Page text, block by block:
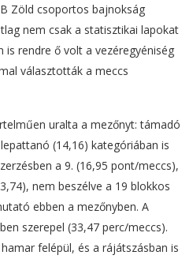
Zöld csoportos bajnokság
nem csak a statisztikai lapokat
is rendre ő volt a vezéregyéniség
választották a meccs
uralta a mezőnyt: támadó
(14,16) kategóriában is
a 9. (16,95 pont/meccs),
nem beszélve a 19 blokkos
ebben a mezőnyben. A
szerepel (33,47 perc/meccs).
felépül, és a rájátszásban is